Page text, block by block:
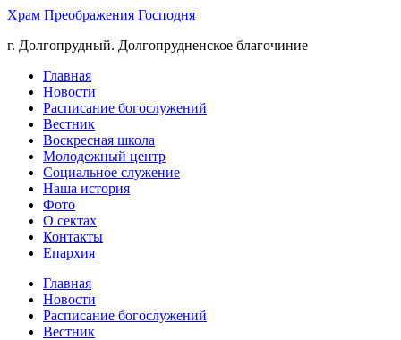
Храм Преображения Господня
г. Долгопрудный. Долгопрудненское благочиние
Главная
Новости
Расписание богослужений
Вестник
Воскресная школа
Молодежный центр
Социальное служение
Наша история
Фото
О сектах
Контакты
Епархия
Главная
Новости
Расписание богослужений
Вестник